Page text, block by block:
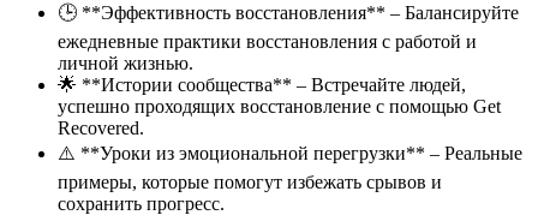
🕒 **Эффективность восстановления** – Балансируйте
ежедневные практики восстановления с работой и
личной жизнью.
🌟 **Истории сообщества** – Встречайте людей,
успешно проходящих восстановление с помощью Get
Recovered.
⚠️ **Уроки из эмоциональной перегрузки** – Реальные
примеры, которые помогут избежать срывов и
сохранить прогресс.